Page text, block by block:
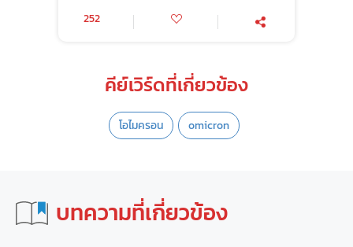
252
คีย์เวิร์ดที่เกี่ยวข้อง
โอไมครอน omicron
บทความที่เกี่ยวข้อง